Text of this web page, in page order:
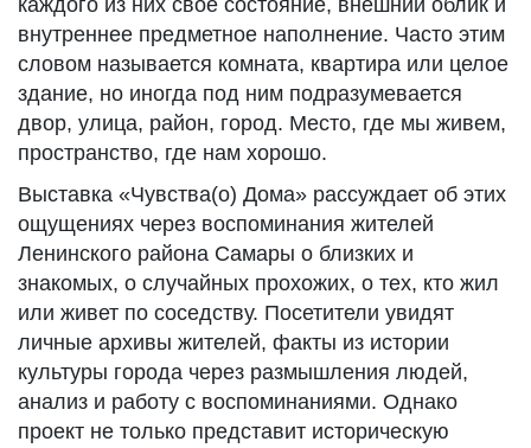
каждого из них свое состояние, внешний облик и
внутреннее предметное наполнение. Часто этим
словом называется комната, квартира или целое
здание, но иногда под ним подразумевается
двор, улица, район, город. Место, где мы живем,
пространство, где нам хорошо.
Выставка «Чувства(о) Дома» рассуждает об этих
ощущениях через воспоминания жителей
Ленинского района Самары о близких и
знакомых, о случайных прохожих, о тех, кто жил
или живет по соседству. Посетители увидят
личные архивы жителей, факты из истории
культуры города через размышления людей,
анализ и работу с воспоминаниями. Однако
проект не только представит историческую